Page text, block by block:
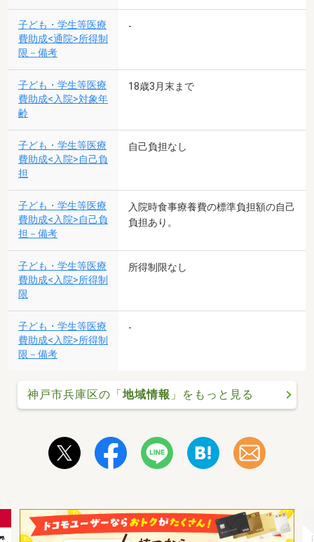
子ども・学生等医療
費助成<通院>所得制
限－備考
-
子ども・学生等医療
費助成<入院>対象年
齢
18歳3月末まで
子ども・学生等医療
費助成<入院>自己負
担
自己負担なし
子ども・学生等医療
費助成<入院>自己負
担－備考
入院時食事療養費の標準負担額の自己
負担あり。
子ども・学生等医療
費助成<入院>所得制
限
所得制限なし
子ども・学生等医療
費助成<入院>所得制
限－備考
-
神戸市兵庫区の「地域情報 」をもっと見る